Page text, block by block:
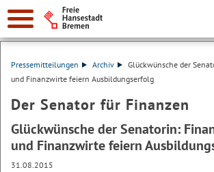
Suche:
Pressemitteilungen Archiv
Glückwünsche der
und Finanzwirte feiern Ausbildungserfolg
Der Senator für Finanzen
Glückwünsche der Senatorin:
und Finanzwirte feiern
31.08.2015